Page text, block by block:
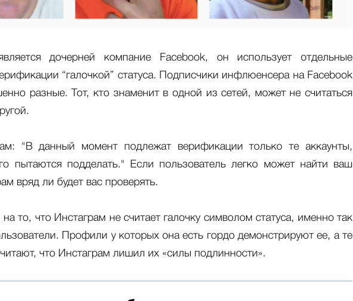
дочерней компание Facebook, он использует отдельные
“галочкой” статуса. Подписчики инфлюенсера на Facebook
разные. Тот, кто знаменит в одной из сетей, может не считаться
"В данный момент подлежат верификации только те аккаунты,
пытаются подделать." Если пользователь легко может найти ваш
вряд ли будет вас проверять.
то, что Инстаграм не считает галочку символом статуса, именно так
Профили у которых она есть гордо демонстрируют ее, а те
что Инстаграм лишил их «силы подлинности».